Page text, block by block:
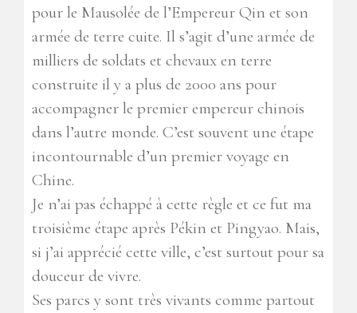
pour le Mausolée de l’Empereur Qin et son
armée de terre cuite. Il s’agit d’une armée de
milliers de soldats et chevaux en terre
construite il y a plus de 2000 ans pour
accompagner le premier empereur chinois
dans l’autre monde. C’est souvent une étape
incontournable d’un premier voyage en
Chine.
Je n’ai pas échappé à cette règle et ce fut ma
troisième étape après Pékin et Pingyao. Mais,
si j’ai apprécié cette ville, c’est surtout pour sa
douceur de vivre.
Ses parcs y sont très vivants comme partout